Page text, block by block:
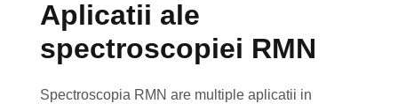
Aplicatii ale
spectroscopiei RMN
Spectroscopia RMN are multiple aplicatii in